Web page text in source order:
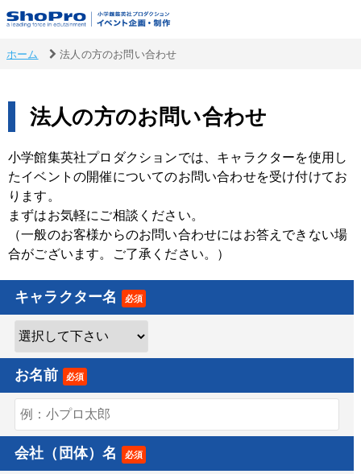
ホーム 法人の方のお問い合わせ
法人の方のお問い合わせ
小学館集英社プロダクションでは、キャラクターを使用し
たイベントの開催についてのお問い合わせを受け付けてお
ります。
まずはお気軽にご相談ください。
（一般のお客様からのお問い合わせにはお答えできない場
合がございます。ご了承ください。）
キャラクター名 必須
お名前 必須
会社（団体）名 必須